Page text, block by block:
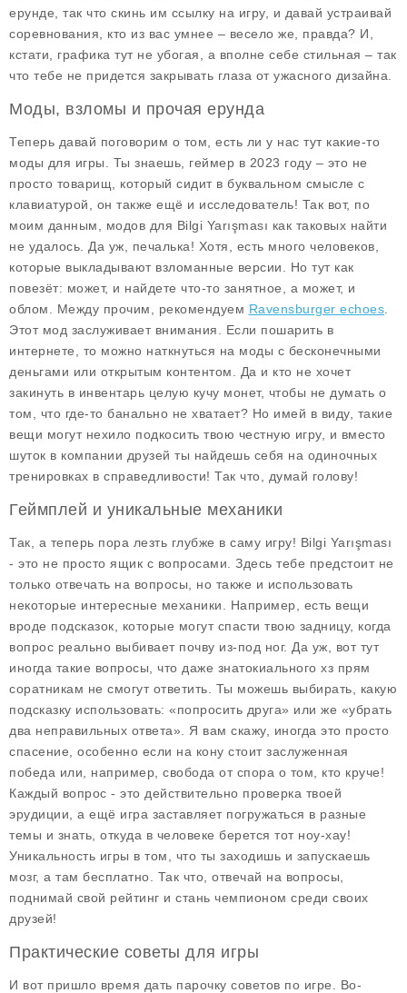
ерунде, так что скинь им ссылку на игру, и давай устраивай
соревнования, кто из вас умнее – весело же, правда? И,
кстати, графика тут не убогая, а вполне себе стильная – так
что тебе не придется закрывать глаза от ужасного дизайна.
Моды, взломы и прочая ерунда
Теперь давай поговорим о том, есть ли у нас тут какие-то
моды для игры. Ты знаешь, геймер в 2023 году – это не
просто товарищ, который сидит в буквальном смысле с
клавиатурой, он также ещё и исследователь! Так вот, по
моим данным, модов для Bilgi Yarışması как таковых найти
не удалось. Да уж, печалька! Хотя, есть много человеков,
которые выкладывают взломанные версии. Но тут как
повезёт: может, и найдете что-то занятное, а может, и
облом. Между прочим, рекомендуем Ravensburger echoes
Этот мод заслуживает внимания. Если пошарить в
интернете, то можно наткнуться на моды с бесконечными
деньгами или открытым контентом. Да и кто не хочет
закинуть в инвентарь целую кучу монет, чтобы не думать о
том, что где-то банально не хватает? Но имей в виду, такие
вещи могут нехило подкосить твою честную игру, и вместо
шуток в компании друзей ты найдешь себя на одиночных
тренировках в справедливости! Так что, думай голову!
Геймплей и уникальные механики
Так, а теперь пора лезть глубже в саму игру! Bilgi Yarışması
- это не просто ящик с вопросами. Здесь тебе предстоит не
только отвечать на вопросы, но также и использовать
некоторые интересные механики. Например, есть вещи
вроде подсказок, которые могут спасти твою задницу, когда
вопрос реально выбивает почву из-под ног. Да уж, вот тут
иногда такие вопросы, что даже знатокиального хз прям
соратникам не смогут ответить. Ты можешь выбирать, какую
подсказку использовать: «попросить друга» или же «убрать
два неправильных ответа». Я вам скажу, иногда это просто
спасение, особенно если на кону стоит заслуженная
победа или, например, свобода от спора о том, кто круче!
Каждый вопрос - это действительно проверка твоей
эрудиции, а ещё игра заставляет погружаться в разные
темы и знать, откуда в человеке берется тот ноу-хау!
Уникальность игры в том, что ты заходишь и запускаешь
мозг, а там бесплатно. Так что, отвечай на вопросы,
поднимай свой рейтинг и стань чемпионом среди своих
друзей!
Практические советы для игры
И вот пришло время дать парочку советов по игре. Во-